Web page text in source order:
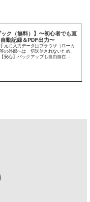
ック（無料）】〜初心者でも直
動記録＆PDF出力〜
元に入力データはブラウザ（ローカ
の外部へは一切送信されないため、
安心】バックアップも自由自在